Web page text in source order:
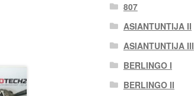
807
ASIANTUNTIJA II
ASIANTUNTIJA III
BERLINGO I
BERLINGO II